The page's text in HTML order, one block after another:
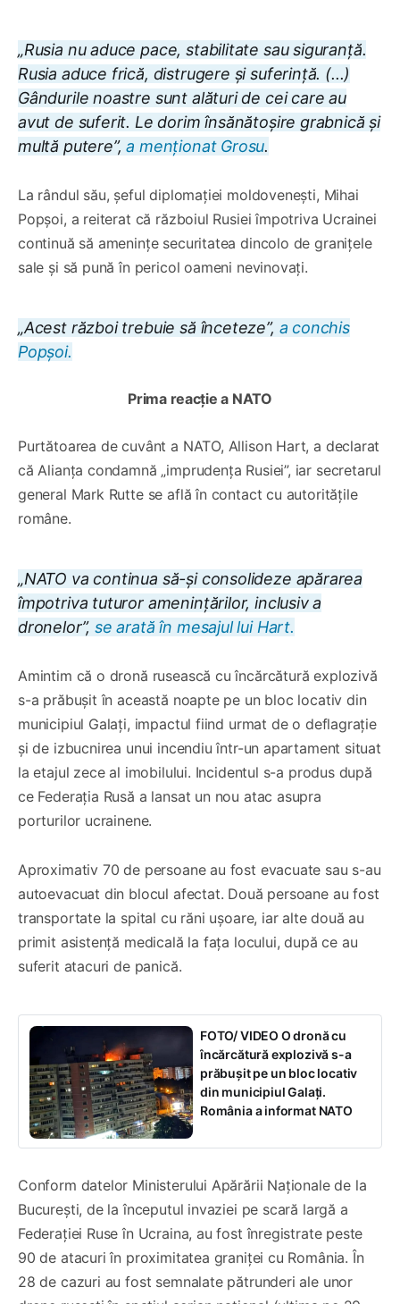
„Rusia nu aduce pace, stabilitate sau siguranță.
Rusia aduce frică, distrugere și suferință. (...)
Gândurile noastre sunt alături de cei care au
avut de suferit. Le dorim însănătoșire grabnică și
multă putere”,a menționat Grosu.
La rândul său, șeful diplomației moldovenești, Mihai
Popșoi, a reiterat că războiul Rusiei împotriva Ucrainei
continuă să amenințe securitatea dincolo de granițele
sale și să pună în pericol oameni nevinovați.
„Acest război trebuie să înceteze”, a conchis
Popșoi.
Prima reacție a NATO
Purtătoarea de cuvânt a NATO, Allison Hart, a declarat
că Alianța condamnă „imprudența Rusiei”, iar secretarul
general Mark Rutte se află în contact cu autoritățile
române.
„NATO va continua să-și consolideze apărarea
împotriva tuturor amenințărilor, inclusiv a
dronelor”,se arată în mesajul lui Hart.
Amintim că o dronă rusească cu încărcătură explozivă
s-a prăbușit în această noapte pe un bloc locativ din
municipiul Galați, impactul fiind urmat de o deflagrație
și de izbucnirea unui incendiu într-un apartament situat
la etajul zece al imobilului. Incidentul s-a produs după
ce Federația Rusă a lansat un nou atac asupra
porturilor ucrainene.
Aproximativ 70 de persoane au fost evacuate sau s-au
autoevacuat din blocul afectat. Două persoane au fost
transportate la spital cu răni ușoare, iar alte două au
primit asistență medicală la fața locului, după ce au
suferit atacuri de panică.
FOTO/ VIDEO O dronă cu
încărcătură explozivă s-a
prăbușit pe un bloc locativ
din municipiul Galați.
România a informat NATO
Conform datelor Ministerului Apărării Naționale de la
București, de la începutul invaziei pe scară largă a
Federației Ruse în Ucraina, au fost înregistrate peste
90 de atacuri în proximitatea graniței cu România. În
28 de cazuri au fost semnalate pătrunderi ale unor